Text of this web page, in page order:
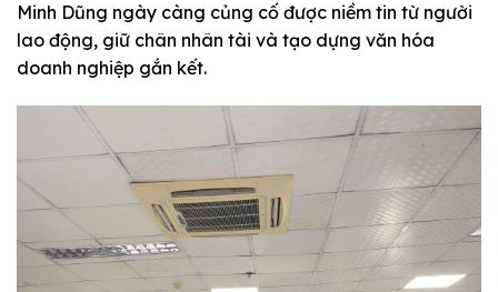
Minh Dũng ngày càng củng cố được niềm tin từ người
lao động, giữ chân nhân tài và tạo dựng văn hóa
doanh nghiệp gắn kết.